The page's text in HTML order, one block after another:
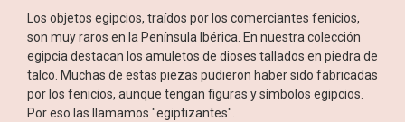
Los objetos egipcios, traídos por los comerciantes fenicios,
son muy raros en la Península Ibérica. En nuestra colección
egipcia destacan los amuletos de dioses tallados en piedra de
talco. Muchas de estas piezas pudieron haber sido fabricadas
por los fenicios, aunque tengan figuras y símbolos egipcios.
Por eso las llamamos "egiptizantes".